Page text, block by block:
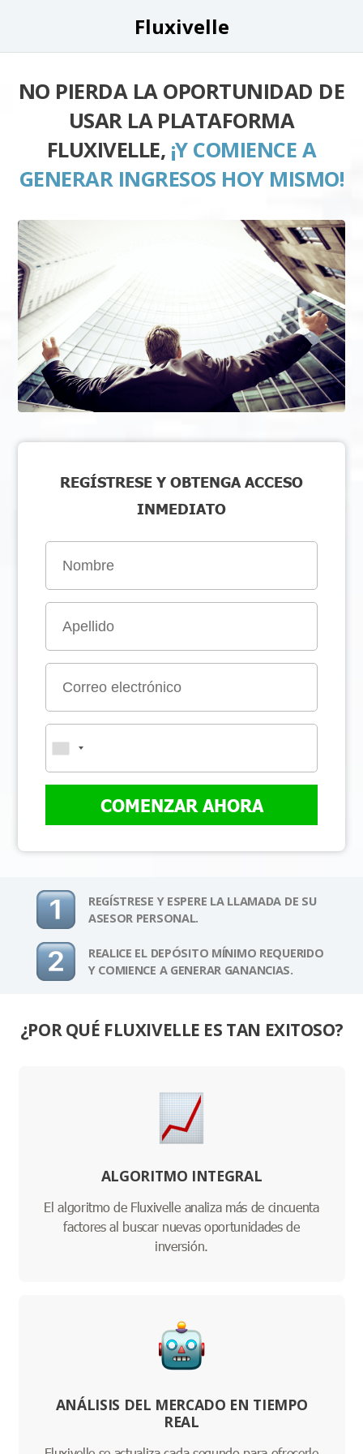
Fluxivelle
NO PIERDA LA OPORTUNIDAD DE
USAR LA PLATAFORMA
FLUXIVELLE, ¡Y COMIENCE A
GENERAR INGRESOS HOY MISMO!
REGÍSTRESE Y OBTENGA ACCESO
INMEDIATO
COMENZAR AHORA
REGÍSTRESE Y ESPERE LA LLAMADA DE SU
ASESOR PERSONAL.
REALICE EL DEPÓSITO MÍNIMO REQUERIDO
Y COMIENCE A GENERAR GANANCIAS.
¿POR QUÉ FLUXIVELLE ES TAN EXITOSO?
ALGORITMO INTEGRAL
El algoritmo de Fluxivelle analiza más de cincuenta
factores al buscar nuevas oportunidades de
inversión.
ANÁLISIS DEL MERCADO EN TIEMPO
REAL